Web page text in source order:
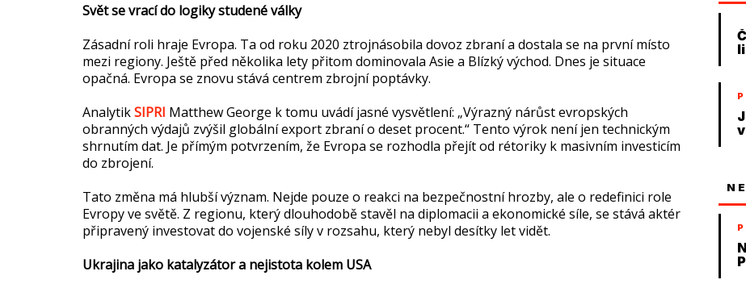
Svět se vrací do logiky studené války
Zásadní roli hraje Evropa. Ta od roku 2020 ztrojnásobila dovoz zbraní a dostala se na první místo
mezi regiony. Ještě před několika lety přitom dominovala Asie a Blízký východ. Dnes je situace
opačná. Evropa se znovu stává centrem zbrojní poptávky.
AnalytikSIPRI Matthew George k tomu uvádí jasné vysvětlení: „Výrazný nárůst evropských
obranných výdajů zvýšil globální export zbraní o deset procent.“ Tento výrok není jen technickým
shrnutím dat. Je přímým potvrzením, že Evropa se rozhodla přejít od rétoriky k masivním investicím
do zbrojení.
Tato změna má hlubší význam. Nejde pouze o reakci na bezpečnostní hrozby, ale o redefinici role
Evropy ve světě. Z regionu, který dlouhodobě stavěl na diplomacii a ekonomické síle, se stává aktér
připravený investovat do vojenské síly v rozsahu, který nebyl desítky let vidět.
Ukrajina jako katalyzátor a nejistota kolem USA